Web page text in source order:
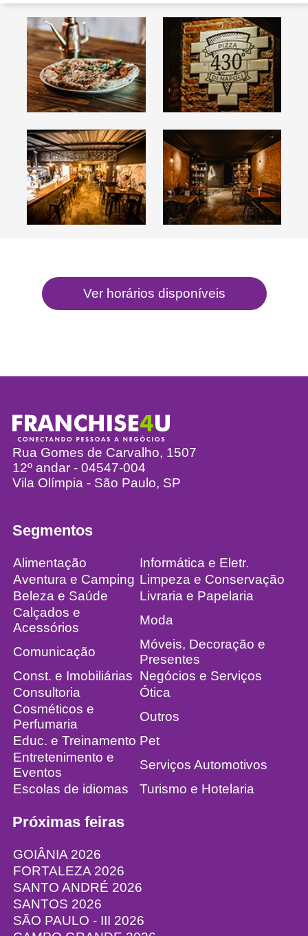
Rua Gomes de Carvalho, 1507
12º andar - 04547-004
Vila Olímpia - São Paulo, SP
Segmentos
Alimentação
Informática e Eletr.
Aventura e Camping Limpeza e Conservação
Beleza e Saúde
Livraria e Papelaria
Calçados e
Acessórios
Moda
Comunicação
Móveis, Decoração e
Presentes
Const. e Imobiliárias Negócios e Serviços
Consultoria
Ótica
Cosméticos e
Perfumaria
Outros
Educ. e Treinamento Pet
Entretenimento e
Eventos
Serviços Automotivos
Escolas de idiomas
Turismo e Hotelaria
Próximas feiras
GOIÂNIA 2026
FORTALEZA 2026
SANTO ANDRÉ 2026
SANTOS 2026
SÃO PAULO - III 2026